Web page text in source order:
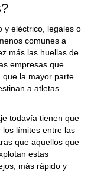
y eléctrico, legales o
comunes a
más las huellas de
empresas que
que la mayor parte
a atletas
todavía tienen que
los límites entre las
que aquellos que
estas
más rápido y